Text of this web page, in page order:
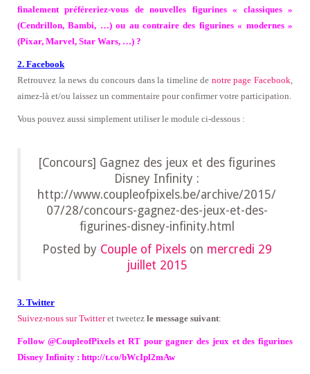
finalement préféreriez-vous de nouvelles figurines « classiques »
(Cendrillon, Bambi, …) ou au contraire des figurines « modernes »
(Pixar, Marvel, Star Wars, …) ?
2. Facebook
Retrouvez la news du concours dans la timeline de notre page Facebook,
aimez-là et/ou laissez un commentaire pour confirmer votre participation.
Vous pouvez aussi simplement utiliser le module ci-dessous :
[Concours] Gagnez des jeux et des figurines
Disney Infinity :
http://www.coupleofpixels.be/archive/2015/
07/28/concours-gagnez-des-jeux-et-des-
figurines-disney-infinity.html
Posted by Couple of Pixelson mercredi 29
juillet 2015
3. Twitter
Suivez-nous sur Twitteret tweetez le message suivant:
Follow @CoupleofPixels et RT pour gagner des jeux et des figurines
Disney Infinity : http://t.co/bWcIpl2mAw